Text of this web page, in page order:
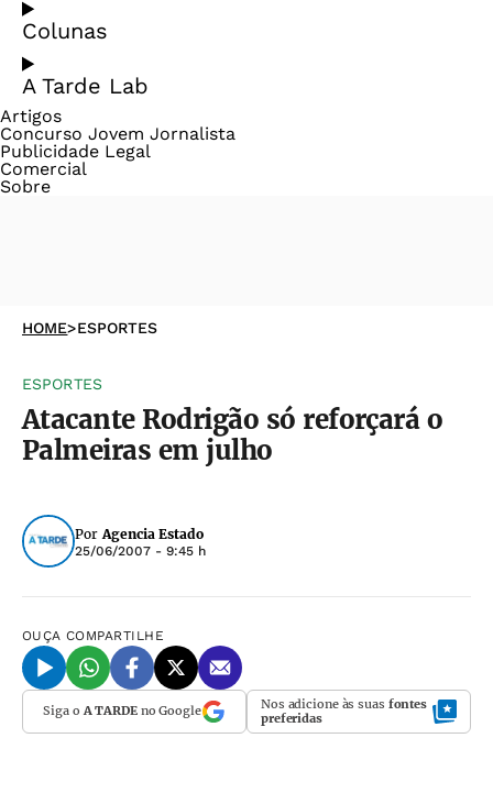
Colunas
A Tarde Lab
Artigos
Concurso Jovem Jornalista
Publicidade Legal
Comercial
Sobre
HOME>ESPORTES
ESPORTES
Atacante Rodrigão só reforçará o
Palmeiras em julho
Por Agencia Estado
25/06/2007 - 9:45 h
OUÇA COMPARTILHE
Siga oA TARDEno Google Nos adicione às suas fontes
preferidas